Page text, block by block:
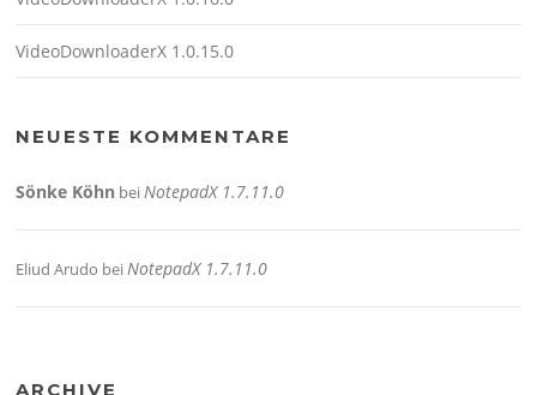
VideoDownloaderX 1.0.15.0
NEUESTE KOMMENTARE
Sönke Köhn beiNotepadX 1.7.11.0
Eliud Arudo beiNotepadX 1.7.11.0
ARCHIVE